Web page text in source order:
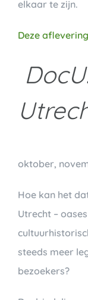
elkaar te zijn.
Deze
oktober,
Hoe kan het
Utrecht –
steeds meer
bezoekers?